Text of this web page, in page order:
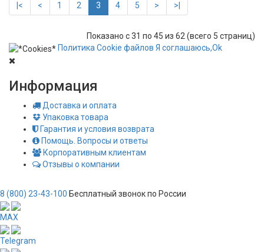
|< < 1 2 3 4 5 > >|
Показано с 31 по 45 из 62 (всего 5 страниц)
ПолитикаСookie файлов Я соглашаюсь,Ok
Информация
Доставка и оплата
Упаковка товара
Гарантия и условия возврата
Помощь. Вопросы и ответы
Корпоративным клиентам
Отзывы о компании
8 (800) 23-43-100 Бесплатный звонок по России
MAX
Telegram